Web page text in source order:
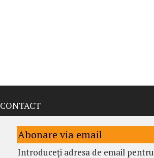
CONTACT
Abonare via email
Introduceți adresa de email pentru